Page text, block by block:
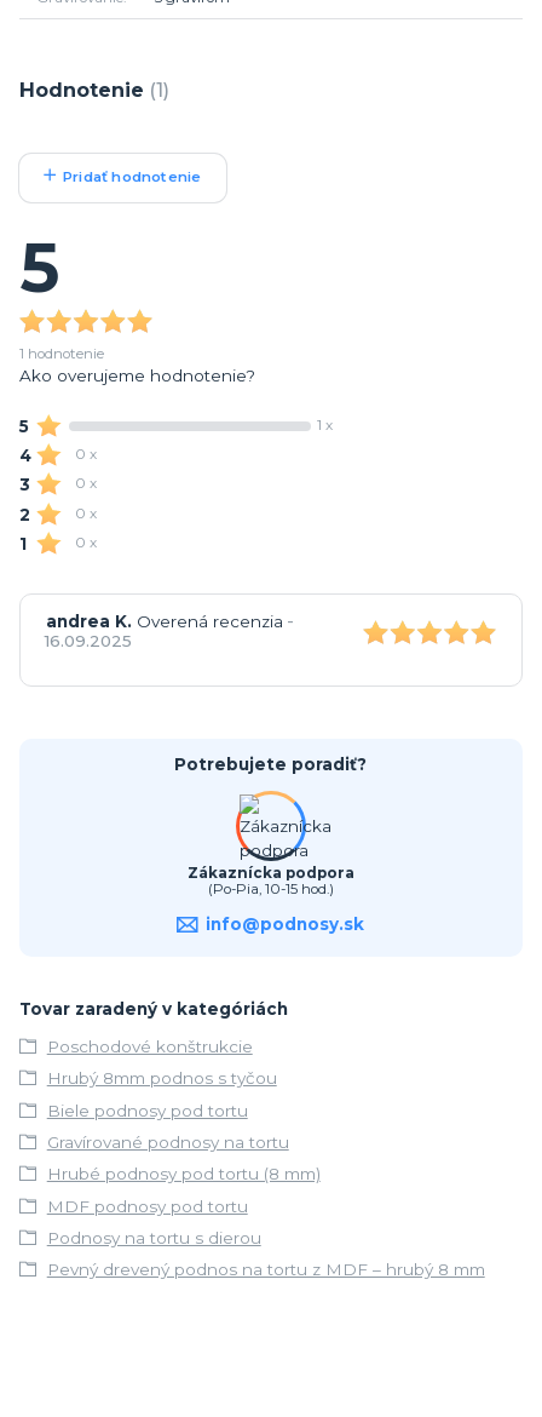
Hodnotenie 1
Pridať hodnotenie
5
1 hodnotenie
Ako overujeme hodnotenie?
5 1 x
4 0 x
3 0 x
2 0 x
1 0 x
andrea K. Overená recenzia -
16.09.2025
Potrebujete poradiť?
Zákaznícka podpora
(Po-Pia, 10-15 hod.)
info@podnosy.sk
Tovar zaradený v kategóriách
Poschodové konštrukcie
Hrubý 8mm podnos s tyčou
Biele podnosy pod tortu
Gravírované podnosy na tortu
Hrubé podnosy pod tortu (8 mm)
MDF podnosy pod tortu
Podnosy na tortu s dierou
Pevný drevený podnos na tortu z MDF – hrubý 8 mm